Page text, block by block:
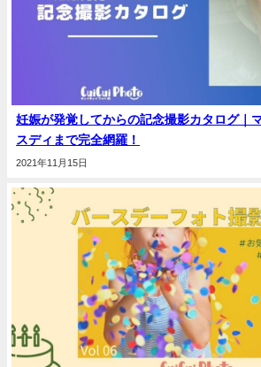
妊娠が発覚してからの記念撮影カタログ｜
スディまで完全網羅！
2021年11月15日